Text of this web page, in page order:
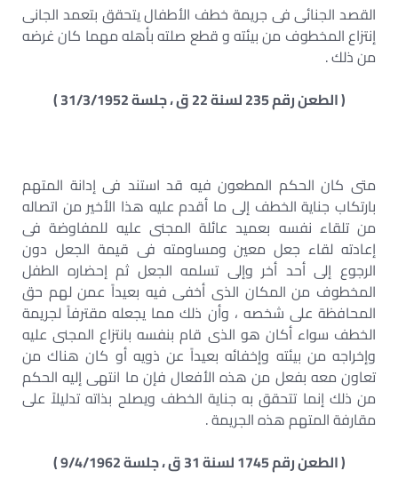
القصد الجنائى فى جريمة خطف الأطفال يتحقق بتعمد الجانى
إنتزاع المخطوف من بيئته و قطع صلته بأهله مهما كان غرضه
من ذلك .
( الطعن رقم 235 لسنة 22 ق ، جلسة 31/3/1952 )
متى كان الحكم المطعون فيه قد استند فى إدانة المتهم
بارتكاب جناية الخطف إلى ما أقدم عليه هذا الأخير من اتصاله
من تلقاء نفسه بعميد عائلة المجنى عليه للمفاوضة فى
إعادته لقاء جعل معين ومساومته فى قيمة الجعل دون
الرجوع إلى أحد أخر وإلى تسلمه الجعل ثم إحضاره الطفل
المخطوف من المكان الذى أخفى فيه بعيداً عمن لهم حق
المحافظة على شخصه ، وأن ذلك مما يجعله مقترفاً لجريمة
الخطف سواء أكان هو الذى قام بنفسه بانتزاع المجنى عليه
وإخراجه من بيئته وإخفائه بعيداً عن ذويه أو كان هناك من
تعاون معه بفعل من هذه الأفعال فإن ما انتهى إليه الحكم
من ذلك إنما تتحقق به جناية الخطف ويصلح بذاته تدليلاً على
مقارفة المتهم هذه الجريمة .
( الطعن رقم 1745 لسنة 31 ق ، جلسة 9/4/1962 )